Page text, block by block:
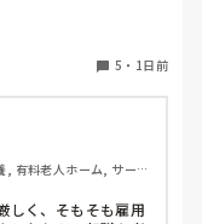
5 ・ 1日前
, 有料老人ホーム, サービ
しく、そもそも雇用